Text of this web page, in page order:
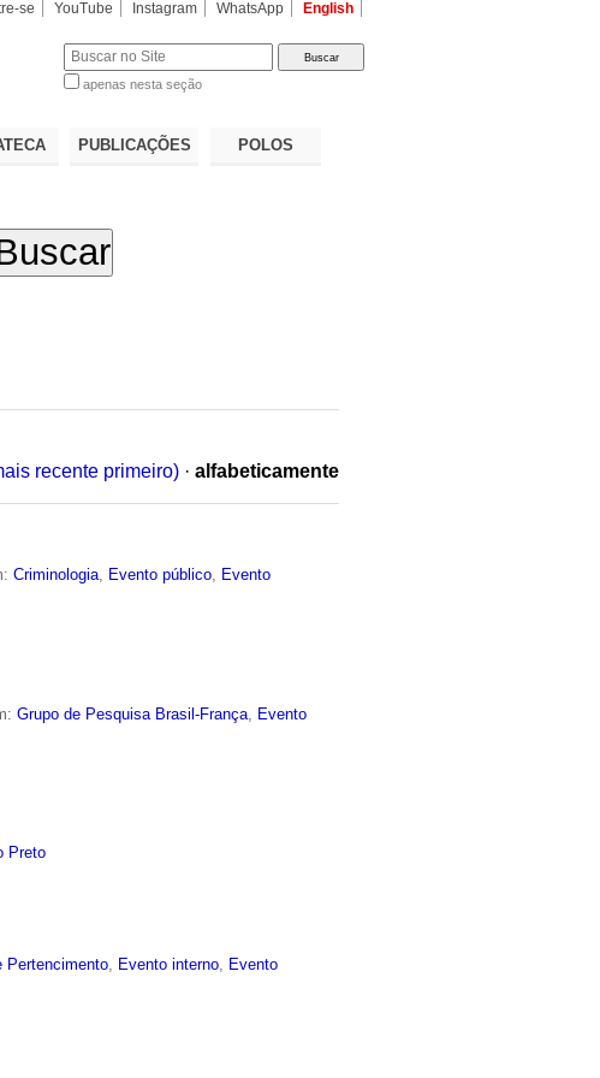
se YouTube Instagram WhatsApp English
apenas nesta seção
PUBLICAÇÕES POLOS
recente primeiro) · alfabeticamente
Criminologia Evento público
Evento
Grupo de Pesquisa Brasil-França Evento
Preto
Pertencimento, Evento interno, Evento